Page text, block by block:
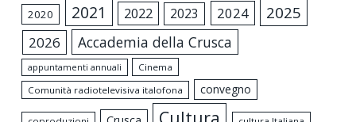
2020 2021 2022 2023 2024 2025
2026 Accademia della Crusca
appuntamenti annuali
Cinema
Comunità radiotelevisiva italofona
convegno
Cultura